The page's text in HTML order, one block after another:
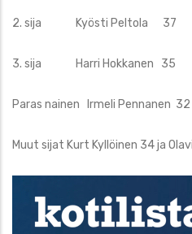
2. sija Kyösti Peltola 37
3. sija Harri Hokkanen 35
Paras nainen Irmeli Pennanen 32
Muut sijat Kurt Kyllöinen 34 ja